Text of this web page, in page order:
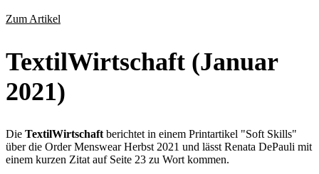
Zum Artikel
TextilWirtschaft (Januar
2021)
Die TextilWirtschaft berichtet in einem Printartikel "Soft Skills"
über die Order Menswear Herbst 2021 und lässt Renata DePauli mit
einem kurzen Zitat auf Seite 23 zu Wort kommen.